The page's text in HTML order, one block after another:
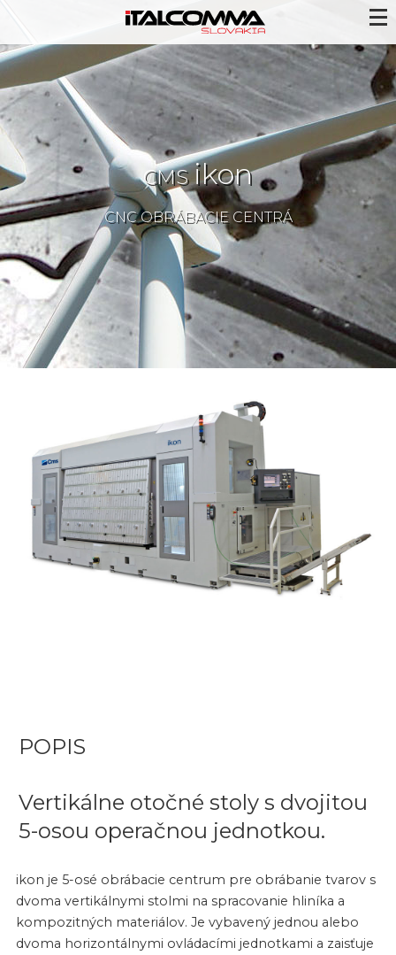
CMSikon
CNC OBRÁBACIE CENTRÁ
POPIS
Vertikálne otočné stoly s dvojitou
5-osou operačnou jednotkou.
ikon je 5-osé obrábacie centrum pre obrábanie tvarov s
dvoma vertikálnymi stolmi na spracovanie hliníka a
kompozitných materiálov. Je vybavený jednou alebo
dvoma horizontálnymi ovládacími jednotkami a zaisťuje